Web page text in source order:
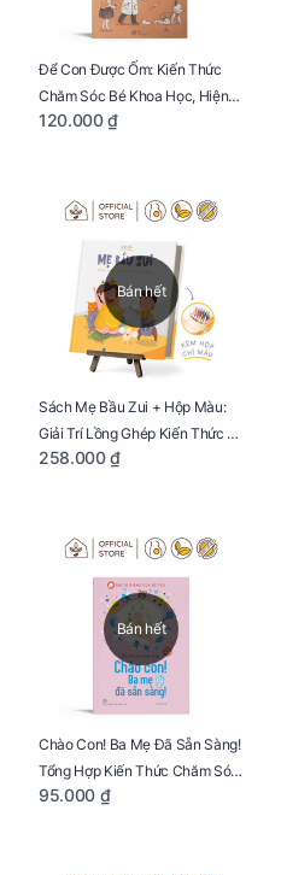
Để Con Được Ốm: Kiến Thức
Chăm Sóc Bé Khoa Học, Hiện
Đại
120.000 ₫
Bán hết
Sách Mẹ Bầu Zui + Hộp Màu:
Giải Trí Lồng Ghép Kiến Thức Và
Lời Khuyên Mang Thai Bổ Ích
258.000 ₫
Bán hết
Chào Con! Ba Mẹ Đã Sẵn Sàng!
Tổng Hợp Kiến Thức Chăm Sóc
Trẻ Sơ Sinh
95.000 ₫